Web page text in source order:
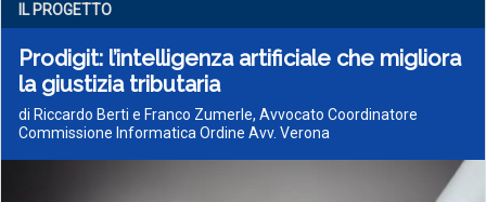
IL PROGETTO
Prodigit: l’intelligenza artificiale che migliora
la giustizia tributaria
di Riccardo Berti e Franco Zumerle, Avvocato Coordinatore
Commissione Informatica Ordine Avv. Verona